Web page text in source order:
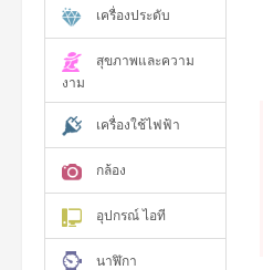
เครื่องประดับ
สุขภาพและความ
งาม
เครื่องใช้ไฟฟ้า
กล้อง
อุปกรณ์ ไอที
นาฬิกา